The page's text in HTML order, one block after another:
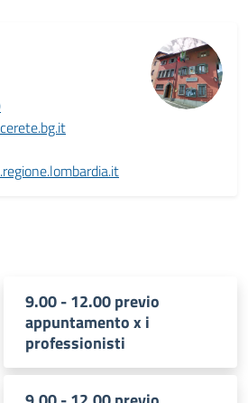
9.00 - 12.00 previo
appuntamento x i
professionisti